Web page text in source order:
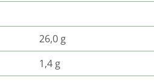
26,0 g
1,4 g